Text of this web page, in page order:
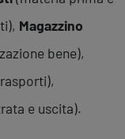
Magazzino
bene),
e uscita).